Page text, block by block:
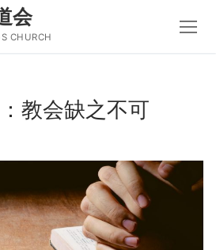
会
CHURCH
教会缺之不可